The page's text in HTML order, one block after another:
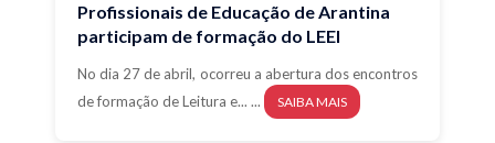
Profissionais de Educação de Arantina
participam de formação do LEEI
No dia 27 de abril, ocorreu a abertura dos encontros
de formação de Leitura e... ...
SAIBA MAIS